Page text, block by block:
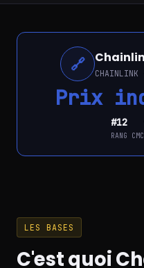
🔗
Prix
#12
RANG CMC
LES BASES
C'est quoi